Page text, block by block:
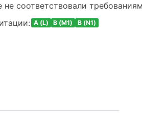
не соответствовали
A (L) B (M1) B (N1)